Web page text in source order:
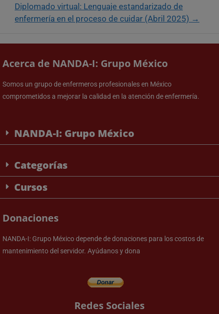
Diplomado virtual: Lenguaje estandarizado de
enfermería en el proceso de cuidar (Abril 2025)
Acerca de NANDA-I: Grupo México
Somos un grupo de enfermeros profesionales en México
comprometidos a mejorar la calidad en la atención de enfermería.
NANDA-I: Grupo México
Categorías
Cursos
Donaciones
NANDA-I: Grupo México depende de donaciones para los costos de
mantenimiento del servidor. Ayúdanos y dona
Redes Sociales